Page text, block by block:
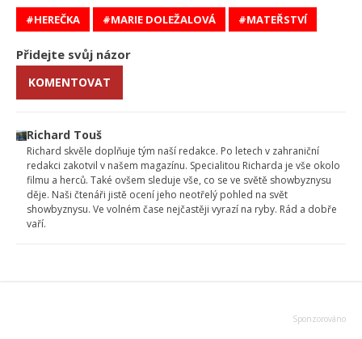
HEREČKA MARIE DOLEŽALOVÁ MATEŘSTVÍ
Přidejte svůj názor
KOMENTOVAT
Richard Touš
Richard skvěle doplňuje tým naší redakce. Po letech v zahraniční
redakci zakotvil v našem magazínu. Specialitou Richarda je vše okolo
filmu a herců. Také ovšem sleduje vše, co se ve světě showbyznysu
děje. Naši čtenáři jistě ocení jeho neotřelý pohled na svět
showbyznysu. Ve volném čase nejčastěji vyrazí na ryby. Rád a dobře
vaří.